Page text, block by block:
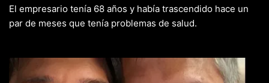
El empresario tenía 68 años y había trascendido hace un
par de meses que tenía problemas de salud.